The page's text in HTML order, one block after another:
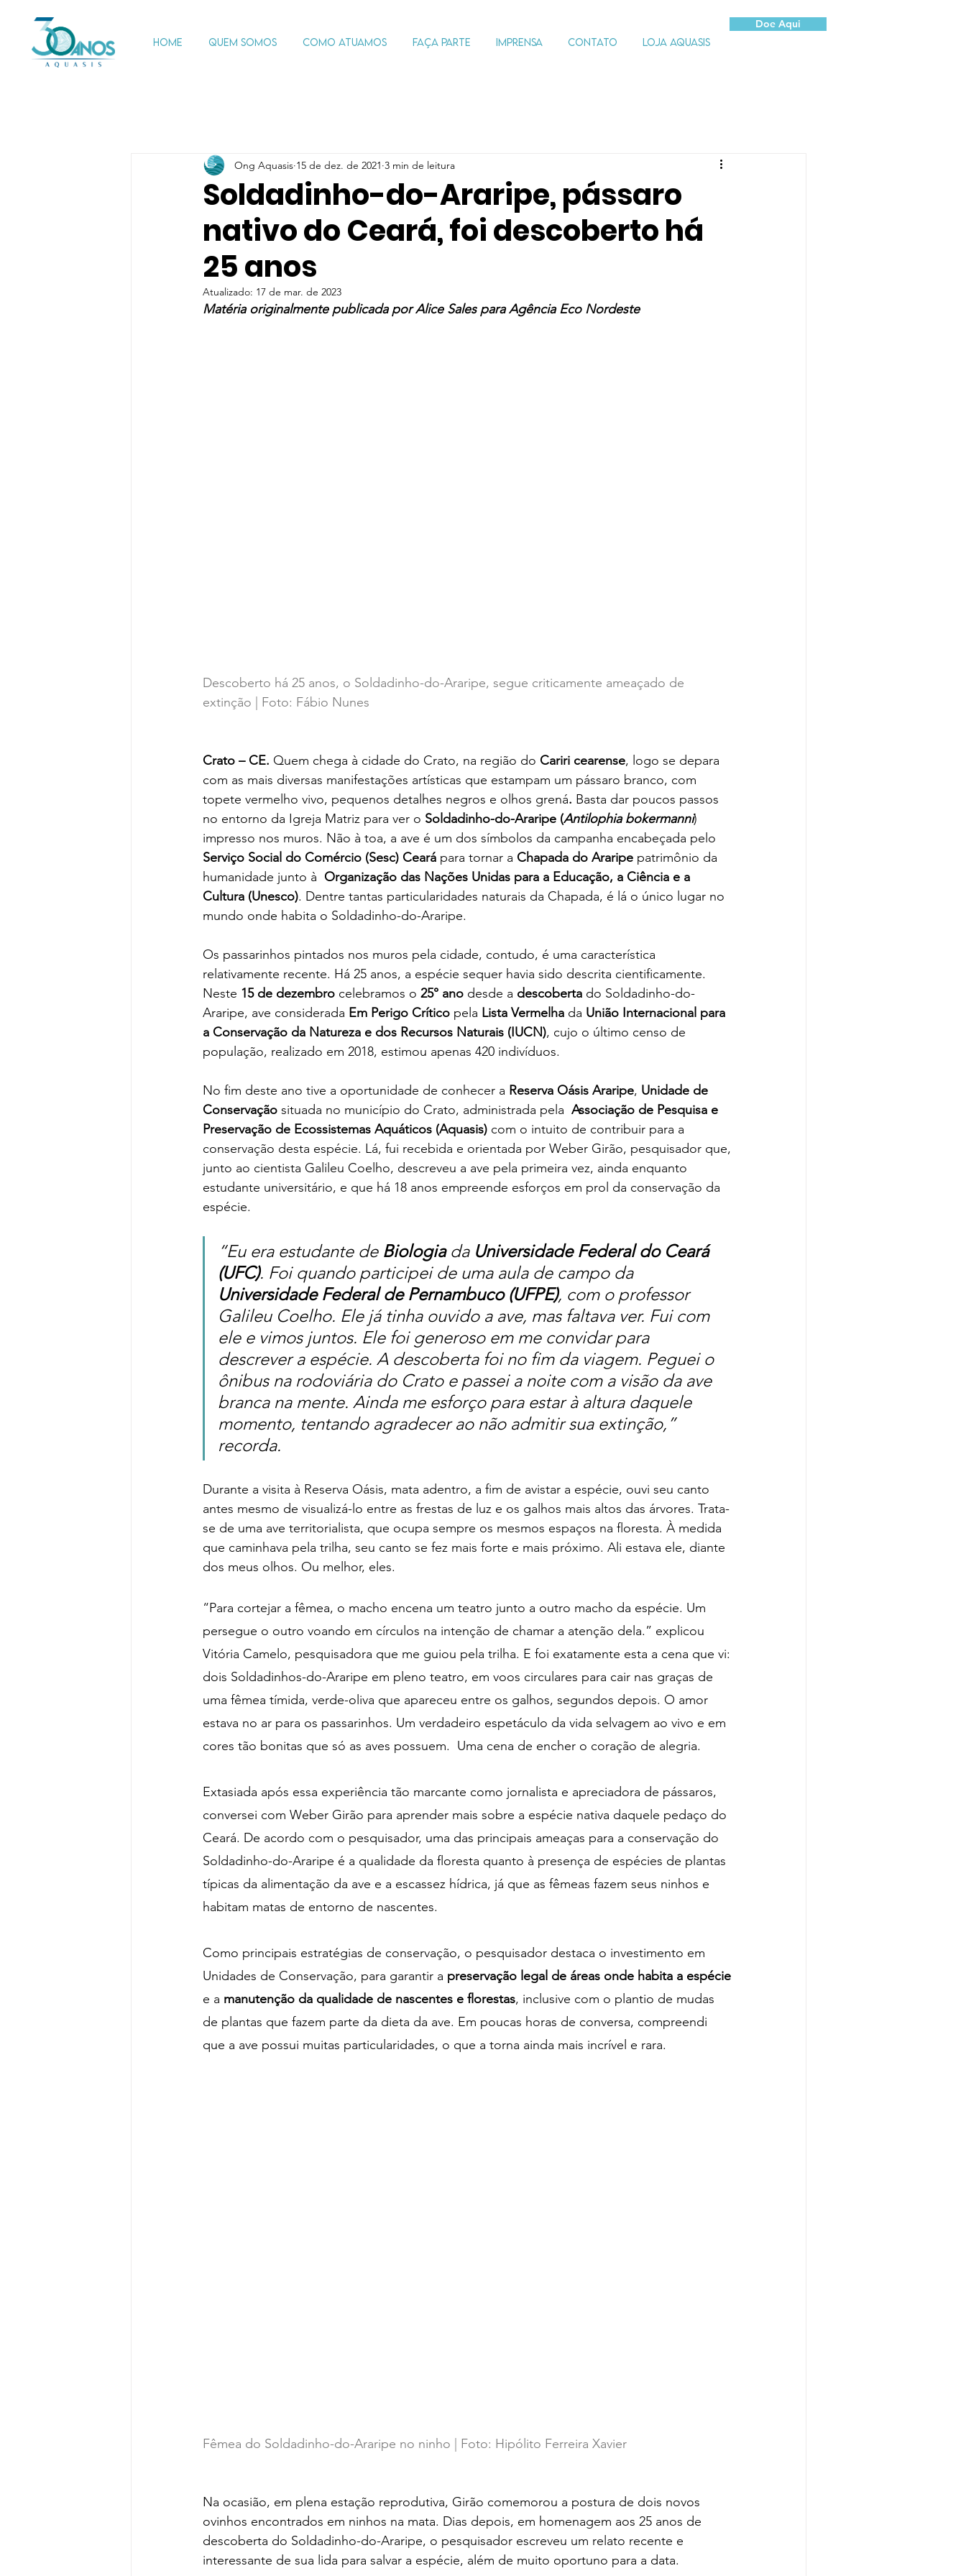
HOME QUEM SOMOS COMO ATUAMOS FAÇA PARTE IMPRENSA CONTATO LOJA AQUASIS
Doe Aqui
Soldadinho-do-Araripe, pássaro
nativo do Ceará, foi descoberto há
25 anos
Ong Aquasis 15 de dez. de 2021 3 min de leitura
Atualizado: 17 de mar. de 2023
Matéria originalmente publicada por Alice Sales para Agência Eco Nordeste
Descoberto há 25 anos, o Soldadinho-do-Araripe, segue criticamente ameaçado de
extinção | Foto: Fábio Nunes
Crato – CE. Quem chega à cidade do Crato, na região do Cariri cearense, logo se depara
com as mais diversas manifestações artísticas que estampam um pássaro branco, com
topete vermelho vivo, pequenos detalhes negros e olhos grená. Basta dar poucos passos
no entorno da Igreja Matriz para ver o Soldadinho-do-Araripe (Antilophia bokermanni)
impresso nos muros. Não à toa, a ave é um dos símbolos da campanha encabeçada pelo
Serviço Social do Comércio (Sesc) Ceará para tornar a Chapada do Araripe patrimônio da
humanidade junto à Organização das Nações Unidas para a Educação, a Ciência e a
Cultura (Unesco). Dentre tantas particularidades naturais da Chapada, é lá o único lugar no
mundo onde habita o Soldadinho-do-Araripe.
Os passarinhos pintados nos muros pela cidade, contudo, é uma característica
relativamente recente. Há 25 anos, a espécie sequer havia sido descrita cientificamente.
Neste 15 de dezembro celebramos o 25° ano desde a descoberta do Soldadinho-do-
Araripe, ave considerada Em Perigo Crítico pela Lista Vermelha da União Internacional para
a Conservação da Natureza e dos Recursos Naturais (IUCN), cujo o último censo de
população, realizado em 2018, estimou apenas 420 indivíduos.
No fim deste ano tive a oportunidade de conhecer a Reserva Oásis Araripe, Unidade de
Conservação situada no município do Crato, administrada pela Associação de Pesquisa e
Preservação de Ecossistemas Aquáticos (Aquasis) com o intuito de contribuir para a
conservação desta espécie. Lá, fui recebida e orientada por Weber Girão, pesquisador que,
junto ao cientista Galileu Coelho, descreveu a ave pela primeira vez, ainda enquanto
estudante universitário, e que há 18 anos empreende esforços em prol da conservação da
espécie.
“Eu era estudante de Biologia da Universidade Federal do Ceará
(UFC). Foi quando participei de uma aula de campo da
Universidade Federal de Pernambuco (UFPE), com o professor
Galileu Coelho. Ele já tinha ouvido a ave, mas faltava ver. Fui com
ele e vimos juntos. Ele foi generoso em me convidar para
descrever a espécie. A descoberta foi no fim da viagem. Peguei o
ônibus na rodoviária do Crato e passei a noite com a visão da ave
branca na mente. Ainda me esforço para estar à altura daquele
momento, tentando agradecer ao não admitir sua extinção,”
recorda.
Durante a visita à Reserva Oásis, mata adentro, a fim de avistar a espécie, ouvi seu canto
antes mesmo de visualizá-lo entre as frestas de luz e os galhos mais altos das árvores. Trata-
se de uma ave territorialista, que ocupa sempre os mesmos espaços na floresta. À medida
que caminhava pela trilha, seu canto se fez mais forte e mais próximo. Ali estava ele, diante
dos meus olhos. Ou melhor, eles.
“Para cortejar a fêmea, o macho encena um teatro junto a outro macho da espécie. Um
persegue o outro voando em círculos na intenção de chamar a atenção dela.” explicou
Vitória Camelo, pesquisadora que me guiou pela trilha. E foi exatamente esta a cena que vi:
dois Soldadinhos-do-Araripe em pleno teatro, em voos circulares para cair nas graças de
uma fêmea tímida, verde-oliva que apareceu entre os galhos, segundos depois. O amor
estava no ar para os passarinhos. Um verdadeiro espetáculo da vida selvagem ao vivo e em
cores tão bonitas que só as aves possuem.  Uma cena de encher o coração de alegria.
Extasiada após essa experiência tão marcante como jornalista e apreciadora de pássaros,
conversei com Weber Girão para aprender mais sobre a espécie nativa daquele pedaço do
Ceará. De acordo com o pesquisador, uma das principais ameaças para a conservação do
Soldadinho-do-Araripe é a qualidade da floresta quanto à presença de espécies de plantas
típicas da alimentação da ave e a escassez hídrica, já que as fêmeas fazem seus ninhos e
habitam matas de entorno de nascentes.
Como principais estratégias de conservação, o pesquisador destaca o investimento em
Unidades de Conservação, para garantir a preservação legal de áreas onde habita a espécie
e a manutenção da qualidade de nascentes e florestas, inclusive com o plantio de mudas
de plantas que fazem parte da dieta da ave. Em poucas horas de conversa, compreendi
que a ave possui muitas particularidades, o que a torna ainda mais incrível e rara.
Fêmea do Soldadinho-do-Araripe no ninho | Foto: Hipólito Ferreira Xavier
Na ocasião, em plena estação reprodutiva, Girão comemorou a postura de dois novos
ovinhos encontrados em ninhos na mata. Dias depois, em homenagem aos 25 anos de
descoberta do Soldadinho-do-Araripe, o pesquisador escreveu um relato recente e
interessante de sua lida para salvar a espécie, além de muito oportuno para a data.